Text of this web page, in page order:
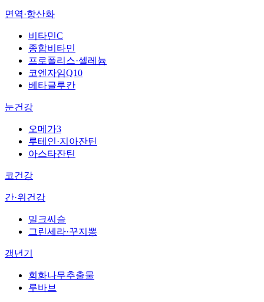
면역·항산화
비타민C
종합비타민
프로폴리스·셀레늄
코엔자임Q10
베타글루칸
눈건강
오메가3
루테인·지아잔틴
아스타잔틴
코건강
간·위건강
밀크씨슬
그린세라·꾸지뽕
갱년기
회화나무추출물
루바브